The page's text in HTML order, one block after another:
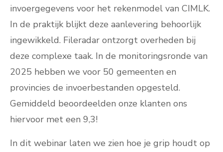
invoergegevens voor het rekenmodel van CIMLK.
In de praktijk blijkt deze aanlevering behoorlijk
ingewikkeld. Fileradar ontzorgt overheden bij
deze complexe taak. In de monitoringsronde van
2025 hebben we voor 50 gemeenten en
provincies de invoerbestanden opgesteld.
Gemiddeld beoordeelden onze klanten ons
hiervoor met een 9,3!
In dit webinar laten we zien hoe je grip houdt op